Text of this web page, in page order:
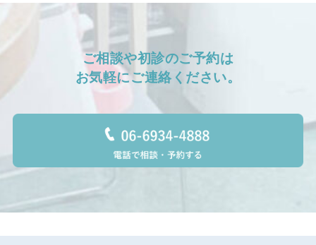
ご相談や初診のご予約は
お気軽に⁨ご連絡ください。